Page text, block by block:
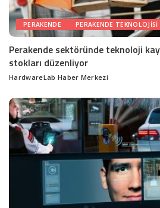
PERAKENDE PERAKENDE TEKNOLOJISI
Perakende sektöründe teknoloji
stokları düzenliyor
Posted
HardwareLab Haber Merkezi